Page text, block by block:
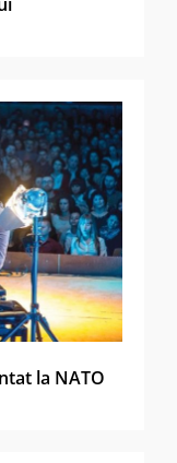
la NATO